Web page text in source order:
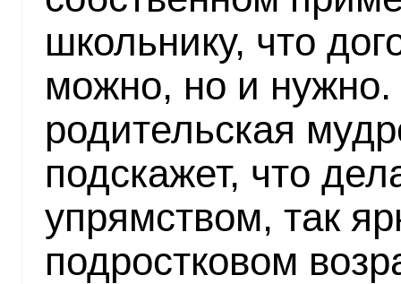
школьнику, что
можно, но и нужно.
родительская
подскажет, что
упрямством, так
подростковом